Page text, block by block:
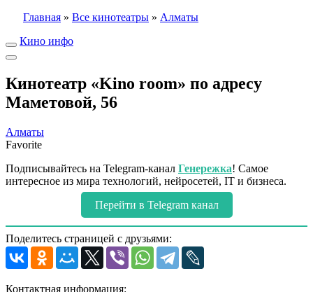
Главная » Все кинотеатры » Алматы
Кино инфо
Кинотеатр «Kino room» по адресу
Маметовой, 56
Алматы
Favorite
Подписывайтесь на Telegram-канал Генережка! Самое
интересное из мира технологий, нейросетей, IT и бизнеса.
Перейти в Telegram канал
Поделитесь страницей с друзьями:
Контактная информация: